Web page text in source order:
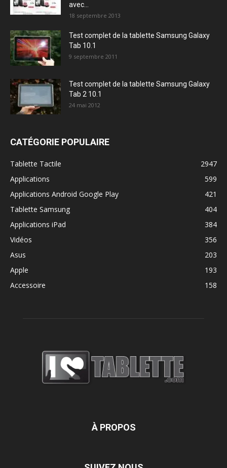
avec...
18 septembre 2013
Test complet de la tablette Samsung Galaxy
Tab 10.1
9 septembre 2011
Test complet de la tablette Samsung Galaxy
Tab 2 10.1
24 mai 2012
CATÉGORIE POPULAIRE
Tablette Tactile
2947
Applications
599
Applications Android Google Play
421
Tablette Samsung
404
Applications iPad
384
Vidéos
356
Asus
203
Apple
193
Accessoire
158
À PROPOS